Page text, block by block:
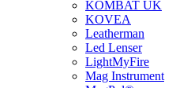
KOMBAT UK
KOVEA
Leatherman
Led Lenser
LightMyFire
Mag Instrument